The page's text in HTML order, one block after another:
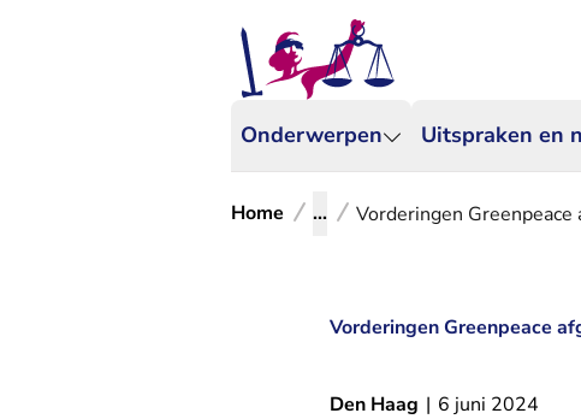
Onderwerpen Uitspraken en
Home ... Vorderingen
Vorderingen Greenpeace
Den Haag | 6 juni 2024